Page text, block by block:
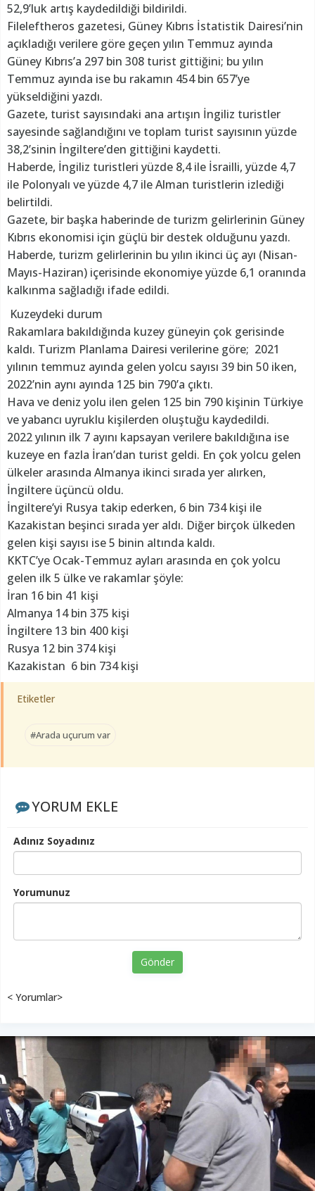
52,9’luk artış kaydedildiği bildirildi.
Fileleftheros gazetesi, Güney Kıbrıs İstatistik Dairesi’nin
açıkladığı verilere göre geçen yılın Temmuz ayında
Güney Kıbrıs’a 297 bin 308 turist gittiğini; bu yılın
Temmuz ayında ise bu rakamın 454 bin 657’ye
yükseldiğini yazdı.
Gazete, turist sayısındaki ana artışın İngiliz turistler
sayesinde sağlandığını ve toplam turist sayısının yüzde
38,2’sinin İngiltere’den gittiğini kaydetti.
Haberde, İngiliz turistleri yüzde 8,4 ile İsrailli, yüzde 4,7
ile Polonyalı ve yüzde 4,7 ile Alman turistlerin izlediği
belirtildi.
Gazete, bir başka haberinde de turizm gelirlerinin Güney
Kıbrıs ekonomisi için güçlü bir destek olduğunu yazdı.
Haberde, turizm gelirlerinin bu yılın ikinci üç ayı (Nisan-
Mayıs-Haziran) içerisinde ekonomiye yüzde 6,1 oranında
kalkınma sağladığı ifade edildi.
Kuzeydeki durum
Rakamlara bakıldığında kuzey güneyin çok gerisinde
kaldı. Turizm Planlama Dairesi verilerine göre; 2021
yılının temmuz ayında gelen yolcu sayısı 39 bin 50 iken,
2022’nin aynı ayında 125 bin 790’a çıktı.
Hava ve deniz yolu ilen gelen 125 bin 790 kişinin Türkiye
ve yabancı uyruklu kişilerden oluştuğu kaydedildi.
2022 yılının ilk 7 ayını kapsayan verilere bakıldığına ise
kuzeye en fazla İran’dan turist geldi. En çok yolcu gelen
ülkeler arasında Almanya ikinci sırada yer alırken,
İngiltere üçüncü oldu.
İngiltere’yi Rusya takip ederken, 6 bin 734 kişi ile
Kazakistan beşinci sırada yer aldı. Diğer birçok ülkeden
gelen kişi sayısı ise 5 binin altında kaldı.
KKTC’ye Ocak-Temmuz ayları arasında en çok yolcu
gelen ilk 5 ülke ve rakamlar şöyle:
İran 16 bin 41 kişi
Almanya 14 bin 375 kişi
İngiltere 13 bin 400 kişi
Rusya 12 bin 374 kişi
Kazakistan 6 bin 734 kişi
Etiketler
#Arada uçurum var
YORUM EKLE
Adınız Soyadınız
Yorumunuz
Gönder
< Yorumlar>